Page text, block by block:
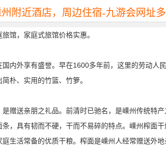
州附近酒店，周边住宿-九游会网址
馆，家庭式旅馆价格实惠。
内外享有盛誉。早在1600多年前，这里的劳动人
朴、实用的竹篮、竹箩。
赠送亲朋之礼品。前清时已驰名，是嵊州传统特产
，具有韧而不硬，干而不易碎的特点。嵊州榨面
生活常备的优质干粮。榨面是嵊州人经常赠送外